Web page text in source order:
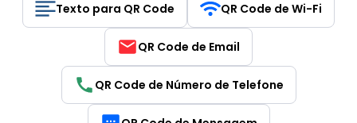
Texto para QR Code QR Code de Wi-Fi
QR Code de Email
QR Code de Número de Telefone